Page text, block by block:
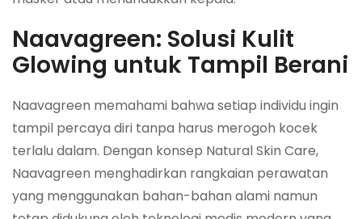
Naavagreen: Solusi Kulit
Glowing untuk Tampil Berani
Naavagreen memahami bahwa setiap individu ingin
tampil percaya diri tanpa harus merogoh kocek
terlalu dalam. Dengan konsep Natural Skin Care,
Naavagreen menghadirkan rangkaian perawatan
yang menggunakan bahan-bahan alami namun